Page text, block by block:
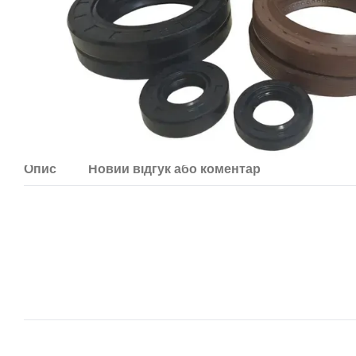
Опис Новий відгук або коментар